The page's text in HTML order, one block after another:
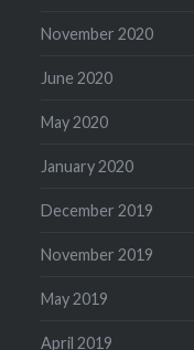
November 2020
June 2020
May 2020
January 2020
December 2019
November 2019
May 2019
April 2019